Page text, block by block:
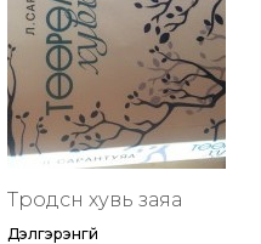
Төөрөодсөн хувь заяа
Дэлгэрэнгүй